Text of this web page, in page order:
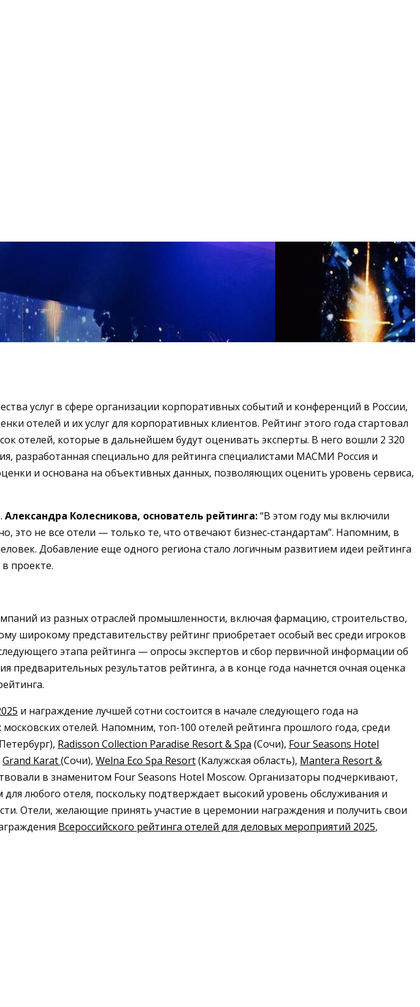
услуг в сфере организации корпоративных событий и конференций в России,
отелей и их услуг для корпоративных клиентов. Рейтинг этого года стартовал
отелей, которые в дальнейшем будут оценивать эксперты. В него вошли 2 320
разработанная специально для рейтинга специалистами МАСМИ Россия и
и основана на объективных данных, позволяющих оценить уровень сервиса,
Александра Колесникова, основатель рейтинга:“В этом году мы включили
это не все отели — только те, что отвечают бизнес-стандартам”. Напомним, в
Добавление еще одного региона стало логичным развитием идеи рейтинга
проекте.
из разных отраслей промышленности, включая фармацию, строительство,
широкому представительству рейтинг приобретает особый вес среди игроков
этапа рейтинга — опросы экспертов и сбор первичной информации об
предварительных результатов рейтинга, а в конце года начнется очная оценка
и награждение лучшей сотни состоится в начале следующего года на
отелей. Напомним, топ-100 отелей рейтинга прошлого года, среди
Radisson Collection Paradise Resort & Spa (Сочи), Four Seasons Hotel
Grand Karat(Сочи), Welna Eco Spa Resort(Калужская область), Mantera Resort &
в знаменитом Four Seasons Hotel Moscow. Организаторы подчеркивают,
любого отеля, поскольку подтверждает высокий уровень обслуживания и
Отели, желающие принять участие в церемонии награждения и получить свои
Всероссийского рейтинга отелей для деловых мероприятий 2025,